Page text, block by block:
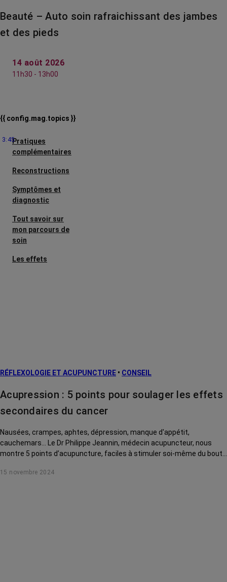
Beauté – Auto soin rafraichissant des jambes
et des pieds
14 août 2026
11h30 - 13h00
{{ config.mag.topics }}
Pratiques
complémentaires
Reconstructions
Symptômes et
diagnostic
Tout savoir sur
mon parcours de
soin
Les effets
Traitements
La vie autour
3:45
RÉFLEXOLOGIE ET ACUPUNCTURE • CONSEIL
Acupression : 5 points pour soulager les effets
secondaires du cancer
Nausées, crampes, aphtes, dépression, manque d'appétit,
cauchemars... Le Dr Philippe Jeannin, médecin acupuncteur, nous
montre 5 points d’acupuncture, faciles à stimuler soi-même du bout
traitements.
15 novembre 2024